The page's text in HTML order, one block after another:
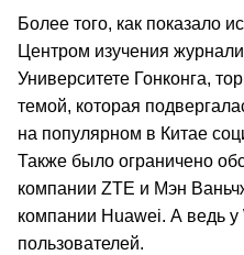
Более того, как показало
Центром изучения
Университете Гонконга,
темой, которая
на популярном в Китае
Также было ограничено
компании ZTE и Мэн
компании Huawei. А ведь
пользователей.